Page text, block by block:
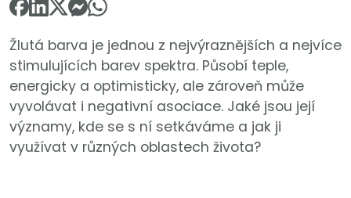
Žlutá barva je jednou z nejvýraznějších a nejvíce
stimulujících barev spektra. Působí teple,
energicky a optimisticky, ale zároveň může
vyvolávat i negativní asociace. Jaké jsou její
významy, kde se s ní setkáváme a jak ji
využívat v různých oblastech života?